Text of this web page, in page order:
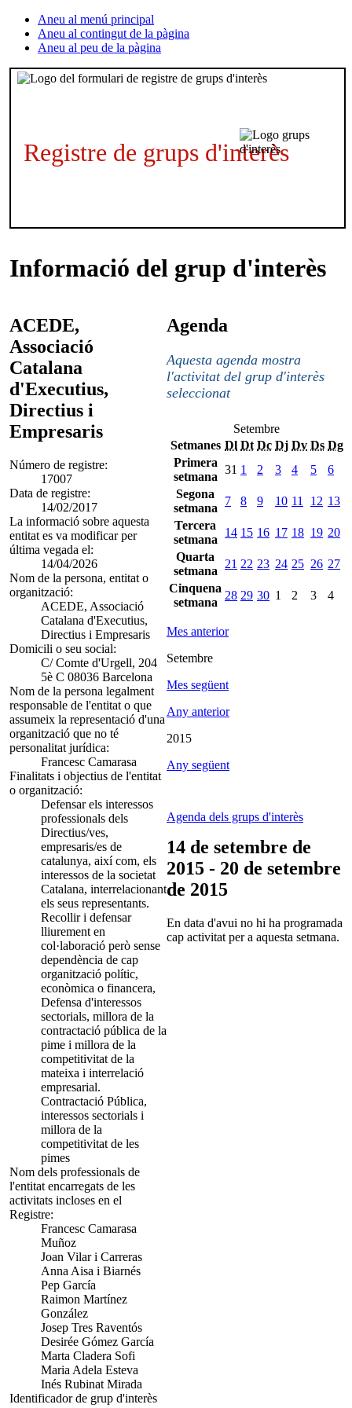
Aneu al menú principal
Aneu al contingut de la pàgina
Aneu al peu de la pàgina
Registre de grups d'interès
Informació del grup d'interès
ACEDE,
Associació
Catalana
d'Executius,
Directius i
Empresaris
Número de registre:
17007
Data de registre:
14/02/2017
La informació sobre aquesta
entitat es va modificar per
última vegada el:
14/04/2026
Nom de la persona, entitat o
organització:
ACEDE, Associació
Catalana d'Executius,
Directius i Empresaris
Domicili o seu social:
C/ Comte d'Urgell, 204
5è C 08036 Barcelona
Nom de la persona legalment
responsable de l'entitat o que
assumeix la representació d'una
organització que no té
personalitat jurídica:
Francesc Camarasa
Finalitats i objectius de l'entitat
o organització:
Defensar els interessos
professionals dels
Directius/ves,
empresaris/es de
catalunya, així com, els
interessos de la societat
Catalana, interrelacionant
els seus representants.
Recollir i defensar
lliurement en
col·laboració però sense
dependència de cap
organització polític,
econòmica o financera,
Defensa d'interessos
sectorials, millora de la
contractació pública de la
pime i millora de la
competitivitat de la
mateixa i interrelació
empresarial.
Contractació Pública,
interessos sectorials i
millora de la
competitivitat de les
pimes
Nom dels professionals de
l'entitat encarregats de les
activitats incloses en el
Registre:
Francesc Camarasa
Muñoz
Joan Vilar i Carreras
Anna Aisa i Biarnés
Pep García
Raimon Martínez
González
Josep Tres Raventós
Desirée Gómez García
Marta Cladera Sofi
Maria Adela Esteva
Inés Rubinat Mirada
Identificador de grup d'interès
Agenda
Aquesta agenda mostra
l'activitat del grup d'interès
seleccionat
Setembre
Setmanes Dl Dt Dc Dj Dv Ds Dg
Primera
setmana
31 1 2 3 4 5
6
Segona
setmana
7 8 9 10 11 12 13
Tercera
setmana
14 15 16 17 18 19 20
Quarta
setmana
21 22 23 24 25 26 27
Cinquena
setmana
28 29 30 1 2 3 4
Mes anterior
Setembre
Mes següent
Any anterior
2015
Any següent
Agenda dels grups d'interès
14 de setembre de
2015 - 20 de setembre
de 2015
En data d'avui no hi ha programada
cap activitat per a aquesta setmana.